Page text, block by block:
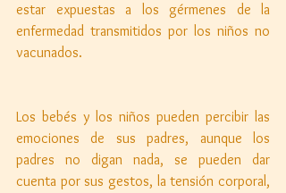
estar expuestas a los gérmenes de la
enfermedad transmitidos por los niños no
vacunados.
Los bebés y los niños pueden percibir las
emociones de sus padres, aunque los
padres no digan nada, se pueden dar
cuenta por sus gestos, la tensión corporal,